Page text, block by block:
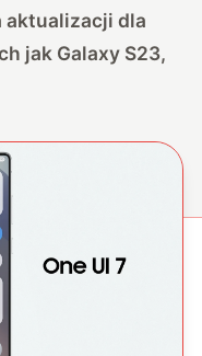
aktualizacji dla
jak Galaxy S23,